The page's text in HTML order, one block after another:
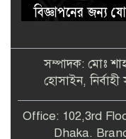
সম্পাদক: মোঃ
হোসাইন,
Office: 102,3rd
Dhaka.